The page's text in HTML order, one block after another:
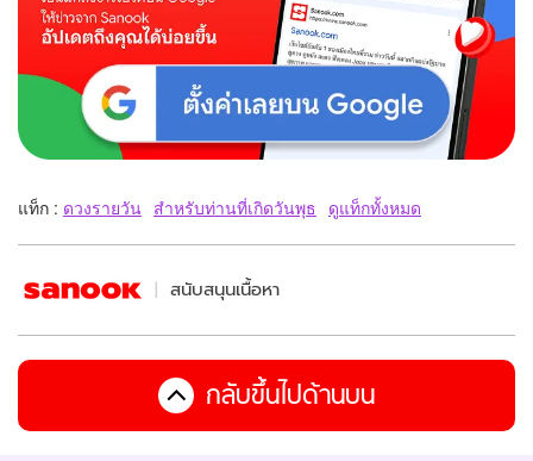
แท็ก : ดวงรายวัน สำหรับท่านที่เกิดวันพุธ ดูแท็กทั้งหมด
สนับสนุนเนื้อหา
กลับขึ้นไปด้านบน